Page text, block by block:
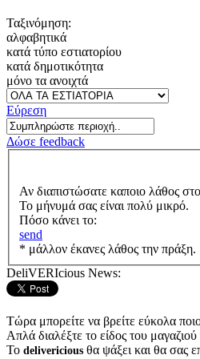
Ταξινόμηση:
αλφαβητικά
κατά τύπο εστιατορίου
κατά δημοτικότητα
μόνο τα ανοιχτά
Εύρεση
Δώσε feedback
Αν διαπιστώσατε καποιο λάθος
Το μήνυμά σας είναι πολύ μικρό.
Πόσο κάνει το:
send
* μάλλον έκανες λάθος την πράξη.
DeliVERIcious News:
Τώρα μπορείτε να βρείτε εύκολα
Απλά διαλέξτε το είδος του
Το delivericious θα ψάξει και θα σας